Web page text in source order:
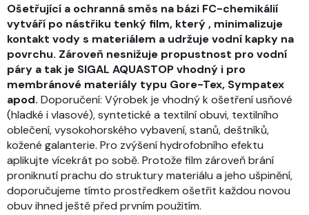
Ošetřující a ochranná směs na bázi FC-chemikálií
vytváří po nástřiku tenký film, který , minimalizuje
kontakt vody s materiálem a udržuje vodní kapky na
povrchu. Zároveň nesnižuje propustnost pro vodní
páry a tak je SIGAL AQUASTOP vhodný i pro
membránové materiály typu Gore-Tex, Sympatex
apod. Doporučení: Výrobek je vhodný k ošetření usňové
(hladké i vlasové), syntetické a textilní obuvi, textilního
oblečení, vysokohorského vybavení, stanů, deštníků,
kožené galanterie. Pro zvýšení hydrofobního efektu
aplikujte vícekrát po sobě. Protože film zároveň brání
proniknutí prachu do struktury materiálu a jeho ušpinění,
doporučujeme tímto prostředkem ošetřit každou novou
obuv ihned ještě před prvním použitím.